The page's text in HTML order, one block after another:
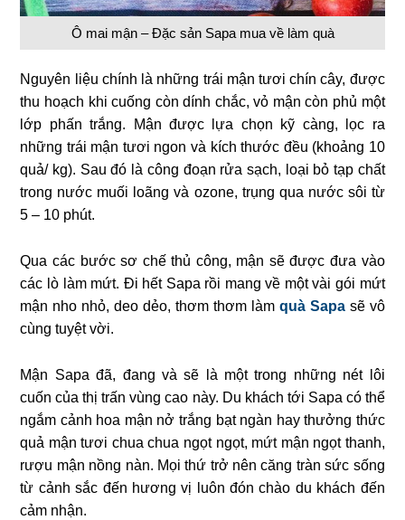
Ô mai mận – Đặc sản Sapa mua về làm quà
Nguyên liệu chính là những trái mận tươi chín cây, được
thu hoạch khi cuống còn dính chắc, vỏ mận còn phủ một
lớp phấn trắng. Mận được lựa chọn kỹ càng, lọc ra
những trái mận tươi ngon và kích thước đều (khoảng 10
quả/ kg). Sau đó là công đoạn rửa sạch, loại bỏ tạp chất
trong nước muối loãng và ozone, trụng qua nước sôi từ
5 – 10 phút.
Qua các bước sơ chế thủ công, mận sẽ được đưa vào
các lò làm mứt. Đi hết Sapa rồi mang về một vài gói mứt
mận nho nhỏ, deo dẻo, thơm thơm làm quà Sapasẽ vô
cùng tuyệt vời.
Mận Sapa đã, đang và sẽ là một trong những nét lôi
cuốn của thị trấn vùng cao này. Du khách tới Sapa có thể
ngắm cảnh hoa mận nở trắng bạt ngàn hay thưởng thức
quả mận tươi chua chua ngọt ngọt, mứt mận ngọt thanh,
rượu mận nồng nàn. Mọi thứ trở nên căng tràn sức sống
từ cảnh sắc đến hương vị luôn đón chào du khách đến
cảm nhận.